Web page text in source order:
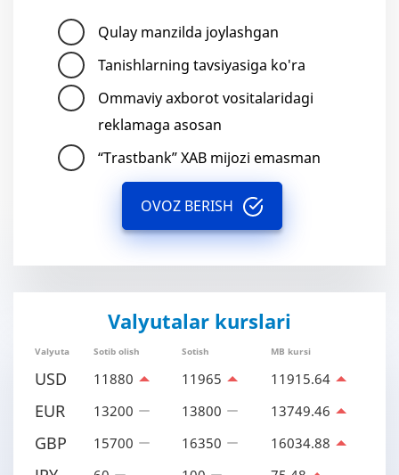
Qulay manzilda joylashgan
Tanishlarning tavsiyasiga ko'ra
Ommaviy axborot vositalaridagi
reklamaga asosan
“Trastbank” XAB mijozi emasman
OVOZ BERISH
Valyutalar kurslari
Valyuta Sotib olish Sotish MB kursi
USD 11880 11965 11915.64
EUR 13200 13800 13749.46
GBP 15700 16350 16034.88